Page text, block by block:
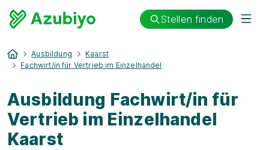
Stellen finden
Ausbildung
Kaarst
Fachwirt/in für Vertrieb im Einzelhandel
Ausbildung Fachwirt/in für
Vertrieb im Einzelhandel
Kaarst